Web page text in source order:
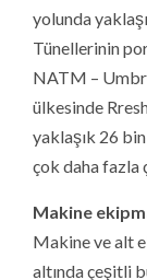
yolunda
Tünellerinin
NATM –
ülkesinde
yaklaşık 26
çok daha fazla
Makine
Makine ve alt
altında çeşitli